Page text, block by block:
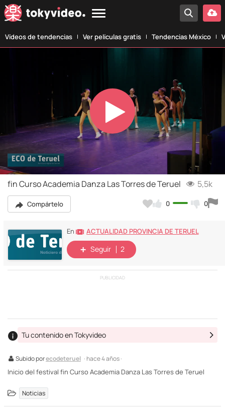
Vídeos de tendencias Ver películas gratis Tendencias México
Play
Video
fin Curso Academia Danza Las Torres de Teruel 5,5k
Compártelo 0 0
En ACTUALIDAD PROVINCIA DE TERUEL
Seguir 2
PUBLICIDAD
Subido porecodeteruel · hace 4 años ·
Tu contenido en Tokyvideo
Inicio del festival fin Curso Academia Danza Las Torres de Teruel
Noticias